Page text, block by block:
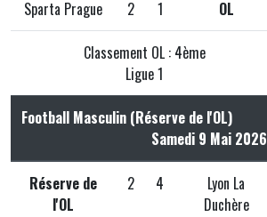
Sparta Prague 2 1 OL
Classement OL : 4ème
Ligue 1
Football Masculin (Réserve de l'OL)
Samedi 9 Mai 2026
Réserve de
l'OL
2 4
Lyon La
Duchère